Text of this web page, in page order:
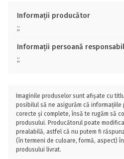
Informații producător
;;
Informații persoană
;;
Imaginile produselor sunt afișate cu
posibilul să ne asigurăm că informațiile
corecte și complete, însă te rugăm să
produsului. Producătorul poate
prealabilă, astfel că nu putem fi
(în termeni de culoare, formă, aspect)
produsului livrat.